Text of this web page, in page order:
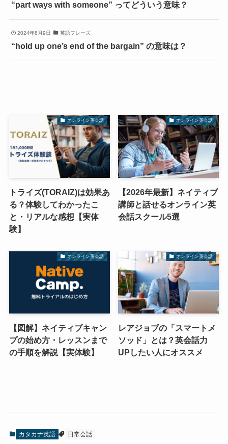
“part ways with someone” ってどういう意味？
2024年8月9日 英語フレーズ
“hold up one’s end of the bargain” の意味は？
オンライン英会話
トライズ(TORAIZ)は効果あ
る？体験してわかったこ
と・リアルな感想【実体
験】
オンライン英会話
【2026年最新】ネイティブ
講師と話せるオンライン英
会話スクール5選
オンライン英会話
【図解】ネイティブキャン
プの始め方・レッスンまで
の手順を解説【実体験】
オンライン英会話
レアジョブの「スマートメ
ソッド」とは？英会話力
UPしたい人にオススメ
カタカナ英語 日常会話